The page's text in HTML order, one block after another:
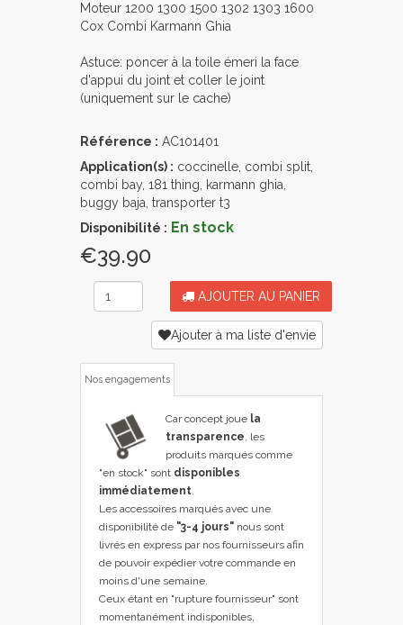
Moteur 1200 1300 1500 1302 1303 1600
Cox Combi Karmann Ghia
Astuce: poncer à la toile émeri la face
d'appui du joint et coller le joint
(uniquement sur le cache)
Référence : AC101401
Application(s) : coccinelle, combi split,
combi bay, 181 thing, karmann ghia,
buggy baja, transporter t3
Disponibilité : En stock
€39.90
AJOUTER AU PANIER
Ajouter à ma liste d'envie
Nos engagements
Car concept joue la
transparence, les
produits marqués comme
"en stock" sont disponibles
immédiatement.
Les accessoires marqués avec une
disponibilité de "3-4 jours" nous sont
livrés en express par nos fournisseurs afin
de pouvoir expédier votre commande en
moins d'une semaine.
Ceux étant en "rupture fournisseur" sont
momentanément indisponibles,